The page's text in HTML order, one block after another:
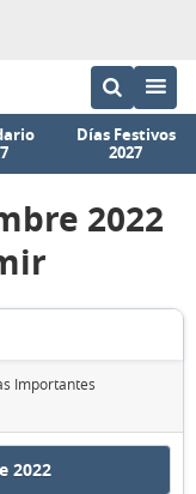
Días Festivos
2027
2022
Importantes
2022